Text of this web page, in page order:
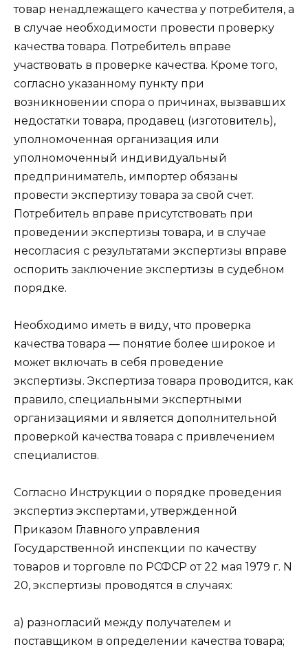
товар ненадлежащего качества у потребителя, а
в случае необходимости провести проверку
качества товара. Потребитель вправе
участвовать в проверке качества. Кроме того,
согласно указанному пункту при
возникновении спора о причинах, вызвавших
недостатки товара, продавец (изготовитель),
уполномоченная организация или
уполномоченный индивидуальный
предприниматель, импортер обязаны
провести экспертизу товара за свой счет.
Потребитель вправе присутствовать при
проведении экспертизы товара, и в случае
несогласия с результатами экспертизы вправе
оспорить заключение экспертизы в судебном
порядке.
Необходимо иметь в виду, что проверка
качества товара — понятие более широкое и
может включать в себя проведение
экспертизы. Экспертиза товара проводится, как
правило, специальными экспертными
организациями и является дополнительной
проверкой качества товара с привлечением
специалистов.
Согласно Инструкции о порядке проведения
экспертиз экспертами, утвержденной
Приказом Главного управления
Государственной инспекции по качеству
товаров и торговле по РСФСР от 22 мая 1979 г. N
20, экспертизы проводятся в случаях:
а) разногласий между получателем и
поставщиком в определении качества товара;